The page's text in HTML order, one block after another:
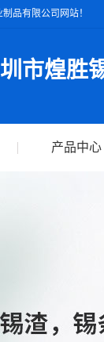
品有限公司网站！
市煌胜
产品中心